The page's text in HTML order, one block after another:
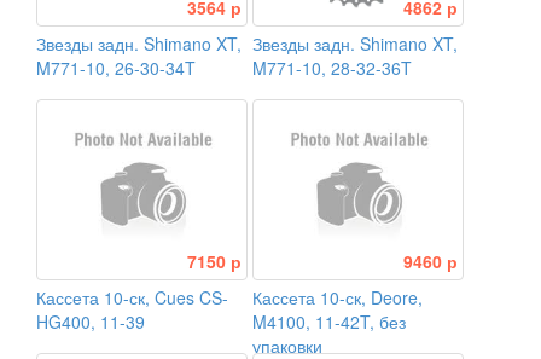
3564 р
Звезды задн. Shimano XT,
M771-10, 26-30-34T
4862 р
Звезды задн. Shimano XT,
M771-10, 28-32-36T
7150 р
Кассета 10-ск, Cues CS-
HG400, 11-39
9460 р
Кассета 10-ск, Deore,
M4100, 11-42T, без
упаковки